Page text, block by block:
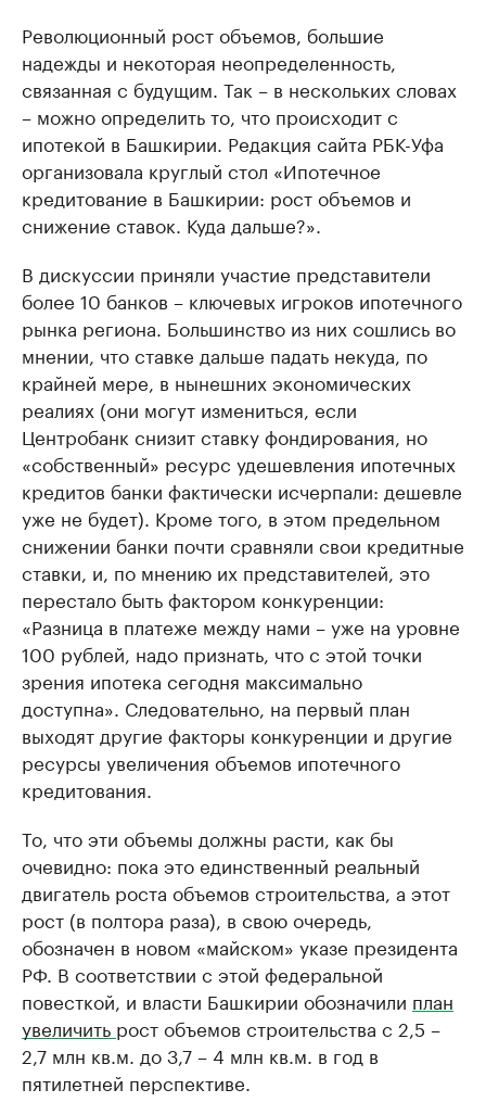
Революционный рост объемов, большие
надежды и некоторая неопределенность,
связанная с будущим. Так – в нескольких словах
– можно определить то, что происходит с
ипотекой в Башкирии. Редакция сайта РБК-Уфа
организовала круглый стол «Ипотечное
кредитование в Башкирии: рост объемов и
снижение ставок. Куда дальше?».
В дискуссии приняли участие представители
более 10 банков – ключевых игроков ипотечного
рынка региона. Большинство из них сошлись во
мнении, что ставке дальше падать некуда, по
крайней мере, в нынешних экономических
реалиях (они могут измениться, если
Центробанк снизит ставку фондирования, но
«собственный» ресурс удешевления ипотечных
кредитов банки фактически исчерпали: дешевле
уже не будет). Кроме того, в этом предельном
снижении банки почти сравняли свои кредитные
ставки, и, по мнению их представителей, это
перестало быть фактором конкуренции:
«Разница в платеже между нами – уже на уровне
100 рублей, надо признать, что с этой точки
зрения ипотека сегодня максимально
доступна». Следовательно, на первый план
выходят другие факторы конкуренции и другие
ресурсы увеличения объемов ипотечного
кредитования.
То, что эти объемы должны расти, как бы
очевидно: пока это единственный реальный
двигатель роста объемов строительства, а этот
рост (в полтора раза), в свою очередь,
обозначен в новом «майском» указе президента
РФ. В соответствии с этой федеральной
повесткой, и власти Башкирии обозначили план
увеличить рост объемов строительства с 2,5 –
2,7 млн кв.м. до 3,7 – 4 млн кв.м. в год в
пятилетней перспективе.